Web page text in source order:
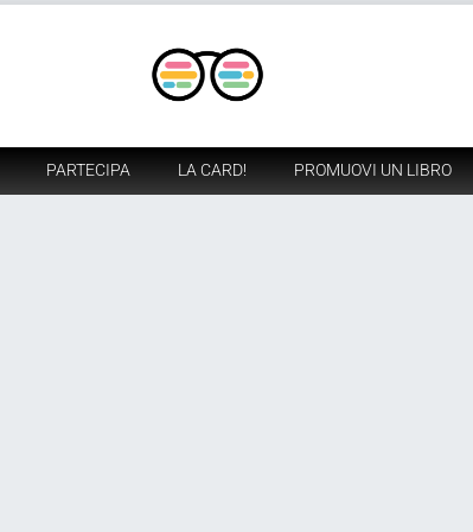
PARTECIPA LA CARD! PROMUOVI UN LIBRO